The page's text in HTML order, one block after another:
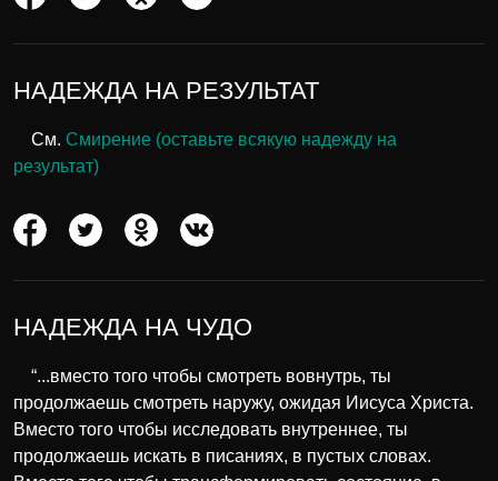
НАДЕЖДА НА РЕЗУЛЬТАТ
См. Смирение (оставьте всякую надежду на
результат)
НАДЕЖДА НА ЧУДО
“...вместо того чтобы смотреть вовнутрь, ты
продолжаешь смотреть наружу, ожидая Иисуса Христа.
Вместо того чтобы исследовать внутреннее, ты
продолжаешь искать в писаниях, в пустых словах.